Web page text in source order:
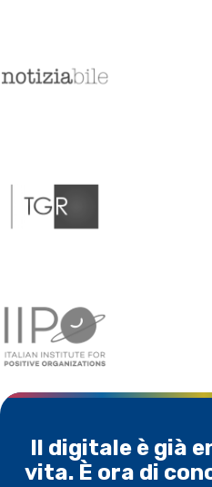
Il digitale è già
vita. È ora di